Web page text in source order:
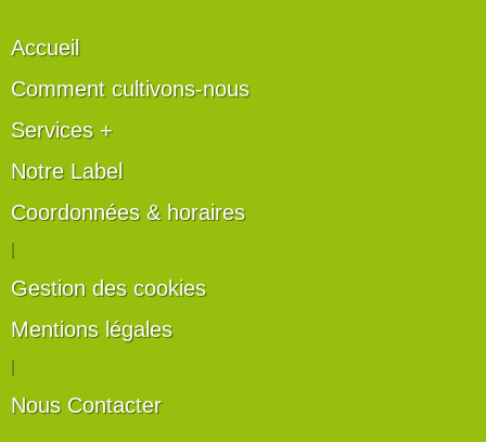
Accueil
Comment cultivons-nous
Services +
Notre Label
Coordonnées & horaires
Gestion des cookies
Mentions légales
Nous Contacter